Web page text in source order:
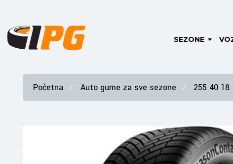
SEZONE
Početna Auto gume za sve sezone 255 40 18